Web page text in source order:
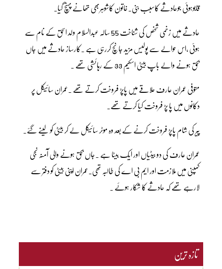
قابوہوئی جوحادثے کاسبب بنی۔خاتون کاشوہربھی تھانے پہنچ گیا۔
حادثے میں زخمی شخص کی شناخت 55 سالہ عبدالسلام ولد اسحق کے نام سے
ہوئی ،اس حوالے سے پولیس مزید جانچ کررہی ہے ۔کارساز حادثے میں جاں
بحق ہونے والے باپ بیٹی اسکیم 33 کے رہائشی تھے ۔
متوفی عمران عارف علاقے میں پاپڑ فروخت کرتے تھے ۔عمران سائیکل پر
دکانوں میں پا پڑ فروخت کیا کرتے تھے۔
پیر کی شام پاپڑ فروخت کرنے کے بعد وہ موٹر سائیکل لے کر بیٹی کو لینے گئے۔
عمران عارف کی دو بیٹیاں اور ایک بیٹا ہے ۔جاں بحق ہونے والی آمنہ نجی
کمپنی میں ملازمت اور ایم بی اے کی طالبہ تھی۔عمران اپنی بیٹی کو دفتر سے
لارہے تھے کہ حادثے کا شکار ہوئے ۔
تازہ ترین